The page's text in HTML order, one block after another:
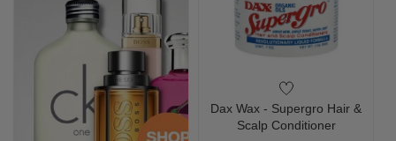
Dax Wax - Supergro Hair &
Scalp Conditioner